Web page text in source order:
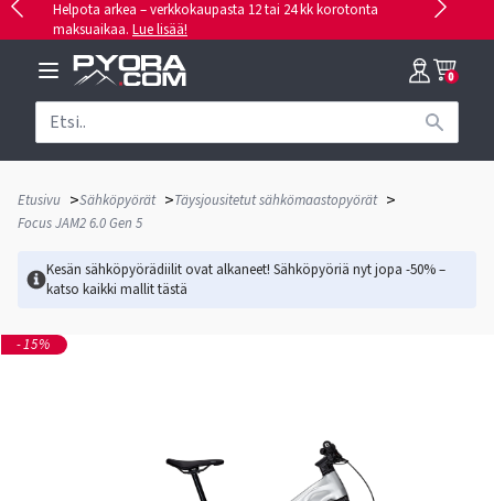
Helpota arkea – verkkokaupasta 12 tai 24 kk korotonta
maksuaikaa. Lue lisää!
0
Etusivu >Sähköpyörät >Täysjousitetut sähkömaastopyörät >
Focus JAM2 6.0 Gen 5
Kesän sähköpyörädiilit ovat alkaneet! Sähköpyöriä nyt jopa -50% –
katso kaikki mallittästä
-15%